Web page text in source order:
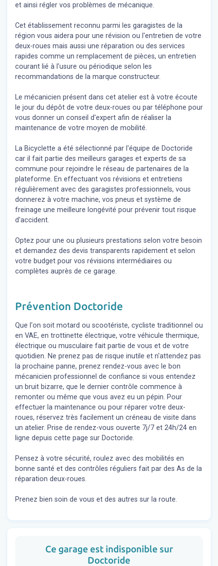
et ainsi régler vos problèmes de mécanique.
Cet établissement reconnu parmi les garagistes de la
région vous aidera pour une révision ou l'entretien de votre
deux-roues mais aussi une réparation ou des services
rapides comme un remplacement de pièces, un entretien
courant lié à l'usure ou périodique selon les
recommandations de la marque constructeur.
Le mécanicien présent dans cet atelier est à votre écoute
le jour du dépôt de votre deux-roues ou par téléphone pour
vous donner un conseil d'expert afin de réaliser la
maintenance de votre moyen de mobilité.
La Bicyclette a été sélectionné par l'équipe de Doctoride
car il fait partie des meilleurs garages et experts de sa
commune pour rejoindre le réseau de partenaires de la
plateforme. En effectuant vos révisions et entretiens
régulièrement avec des garagistes professionnels, vous
donnerez à votre machine, vos pneus et système de
freinage une meilleure longévité pour prévenir tout risque
d'accident.
Optez pour une ou plusieurs prestations selon votre besoin
et demandez des devis transparents rapidement et selon
votre budget pour vos révisions intermédiaires ou
complètes auprès de ce garage.
Prévention Doctoride
Que l'on soit motard ou scootériste, cycliste traditionnel ou
en VAE, en trottinette électrique, votre véhicule thermique,
électrique ou musculaire fait partie de vous et de votre
quotidien. Ne prenez pas de risque inutile et n'attendez pas
la prochaine panne, prenez rendez-vous avec le bon
mécanicien professionnel de confiance si vous entendez
un bruit bizarre, que le dernier contrôle commence à
remonter ou même que vous avez eu un pépin. Pour
effectuer la maintenance ou pour réparer votre deux-
roues, réservez très facilement un créneau de visite dans
un atelier. Prise de rendez-vous ouverte 7j/7 et 24h/24 en
ligne depuis cette page sur Doctoride.
Pensez à votre sécurité, roulez avec des mobilités en
bonne santé et des contrôles réguliers fait par des As de la
réparation deux-roues.
Prenez bien soin de vous et des autres sur la route.
Ce garage est indisponible sur
Doctoride